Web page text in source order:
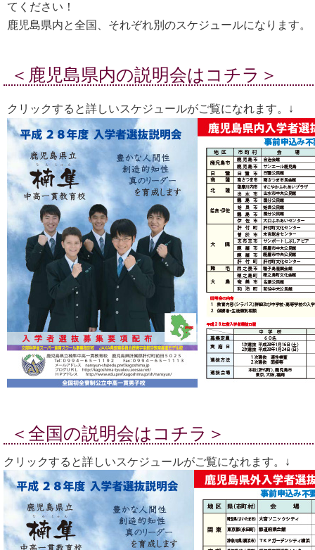
てください！
鹿児島県内と全国、それぞれ別のスケジュールになります。
＜鹿児島県内の説明会はコチラ＞
クリックすると詳しいスケジュールがご覧になれます。↓
＜全国の説明会はコチラ＞
クリックすると詳しいスケジュールがご覧になれます。↓